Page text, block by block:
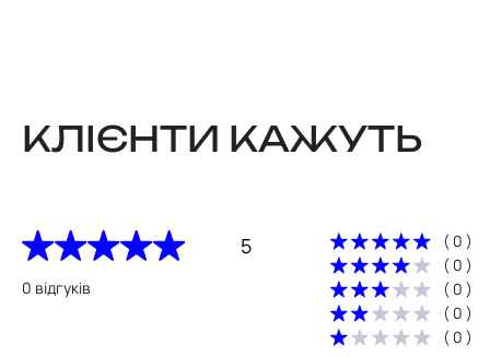
КЛІЄНТИ КАЖУТЬ
5
0 відгуків
( 0 )
( 0 )
( 0 )
( 0 )
( 0 )